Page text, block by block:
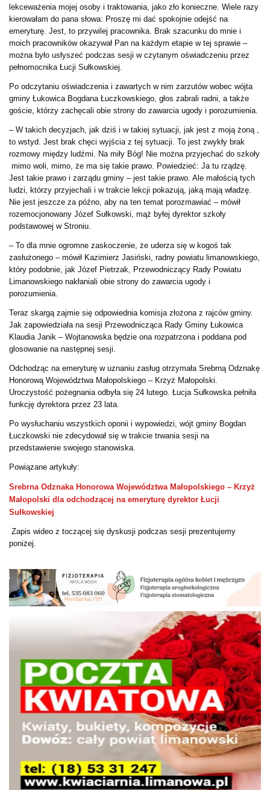
lekceważenia mojej osoby i traktowania, jako zło konieczne. Wiele razy
kierowałam do pana słowa: Proszę mi dać spokojnie odejść na
emeryturę. Jest, to przywilej pracownika. Brak szacunku do mnie i
moich pracowników okazywał Pan na każdym etapie w tej sprawie –
można było usłyszeć podczas sesji w czytanym oświadczeniu przez
pełnomocnika Łucji Sułkowskiej.
Po odczytaniu oświadczenia i zawartych w nim zarzutów wobec wójta
gminy Łukowica Bogdana Łuczkowskiego, głos zabrali radni, a także
goście, którzy zachęcali obie strony do zawarcia ugody i porozumienia.
– W takich decyzjach, jak dziś i w takiej sytuacji, jak jest z moją żoną ,
to wstyd. Jest brak chęci wyjścia z tej sytuacji. To jest zwykły brak
rozmowy między ludźmi. Na miły Bóg! Nie można przyjechać do szkoły
mimo woli, mimo, że ma się takie prawo. Powiedzieć: Ja tu rządzę.
Jest takie prawo i zarządu gminy – jest takie prawo. Ale małością tych
ludzi, którzy przyjechali i w trakcie lekcji pokazują, jaką mają władzę.
Nie jest jeszcze za późno, aby na ten temat porozmawiać – mówił
rozemocjonowany Józef Sułkowski, mąż byłej dyrektor szkoły
podstawowej w Stroniu.
– To dla mnie ogromne zaskoczenie, że uderza się w kogoś tak
zasłużonego – mówił Kazimierz Jasiński, radny powiatu limanowskiego,
który podobnie, jak Józef Pietrzak, Przewodniczący Rady Powiatu
Limanowskiego nakłaniali obie strony do zawarcia ugody i
porozumienia.
Teraz skargą zajmie się odpowiednia komisja złożona z rajców gminy.
Jak zapowiedziała na sesji Przewodnicząca Rady Gminy Łukowica
Klaudia Janik – Wojtanowska będzie ona rozpatrzona i poddana pod
glosowanie na następnej sesji.
Odchodząc na emeryturę w uznaniu zasług otrzymała Srebrną Odznakę
Honorową Województwa Małopolskiego – Krzyż Małopolski.
Uroczystość pożegnania odbyła się 24 lutego. Łucja Sułkowska pełniła
funkcję dyrektora przez 23 lata.
Po wysłuchaniu wszystkich oponii i wypowiedzi, wójt gminy Bogdan
Łuczkowski nie zdecydował się w trakcie trwania sesji na
przedstawienie swojego stanowiska.
Powiązane artykuły:
Srebrna Odznaka Honorowa Województwa Małopolskiego – Krzyż
Małopolski dla odchodzącej na emeryturę dyrektor Łucji
Sułkowskiej
Zapis wideo z toczącej się dyskusji podczas sesji prezentujemy
poniżej.